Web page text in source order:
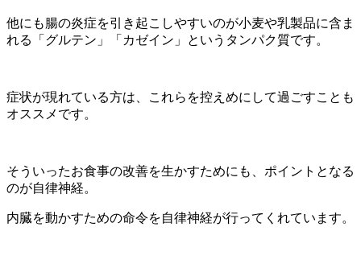
他にも腸の炎症を引き起こしやすいのが小麦や乳製品に含ま
れる「グルテン」「カゼイン」というタンパク質です。
症状が現れている方は、これらを控えめにして過ごすことも
オススメです。
そういったお食事の改善を生かすためにも、ポイントとなる
のが自律神経。
内臓を動かすための命令を自律神経が行ってくれています。